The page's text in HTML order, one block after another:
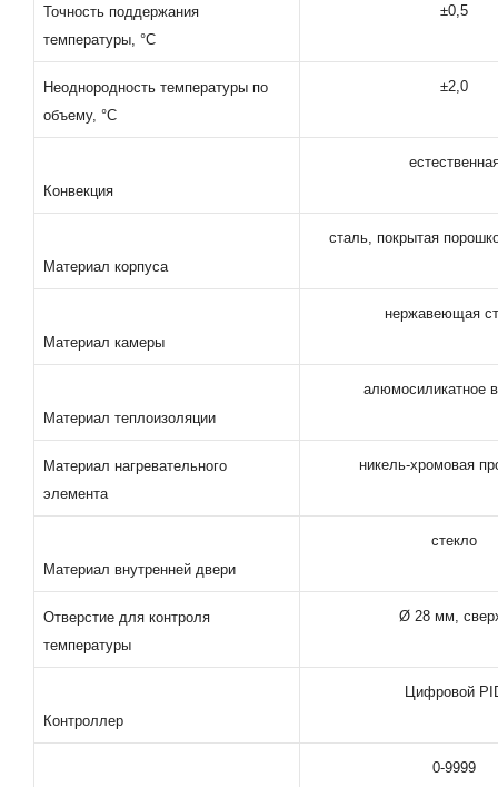
Точность поддержания
температуры, °С
±0,5
Неоднородность температуры по
объему, °С
±2,0
Конвекция
Материал корпуса
сталь, покрытая
Материал камеры
нержавеющая
Материал теплоизоляции
алюмосиликатное
Материал нагревательного
элемента
никель-хромовая
Материал внутренней двери
стекло
Отверстие для контроля
температуры
Ø 28 мм,
Контроллер
Цифровой
0-9999